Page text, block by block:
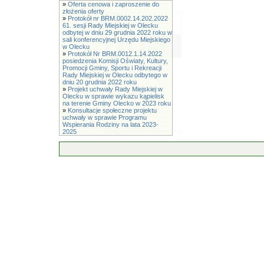
» Oferta cenowa i zaproszenie do
złożenia oferty
» Protokół nr BRM.0002.14.202.2022
61. sesji Rady Miejskiej w Olecku
odbytej w dniu 29 grudnia 2022 roku w
sali konferencyjnej Urzędu Miejskiego
w Olecku
» Protokół Nr BRM.0012.1.14.2022
posiedzenia Komisji Oświaty, Kultury,
Promocji Gminy, Sportu i Rekreacji
Rady Miejskiej w Olecku odbytego w
dniu 20 grudnia 2022 roku
» Projekt uchwały Rady Miejskiej w
Olecku w sprawie wykazu kąpielisk
na terenie Gminy Olecko w 2023 roku
» Konsultacje społeczne projektu
uchwały w sprawie Programu
Wspierania Rodziny na lata 2023-
2025